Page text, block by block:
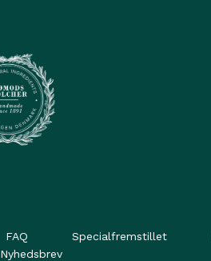
FAQ Specialfremstillet
Nyhedsbrev